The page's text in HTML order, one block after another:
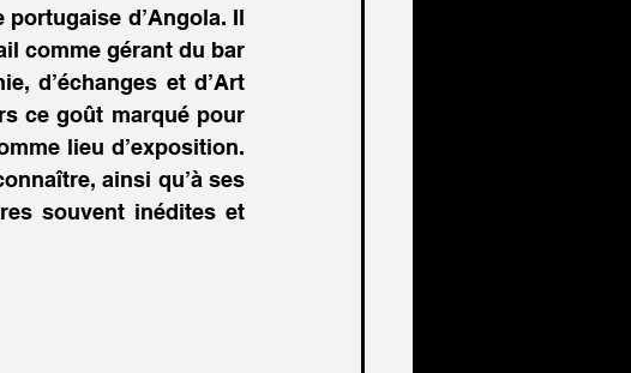
d’Angola. Il
d’échanges et d’Art
ce goût marqué pour
lieu d’exposition.
ainsi qu’à ses
souvent inédites et